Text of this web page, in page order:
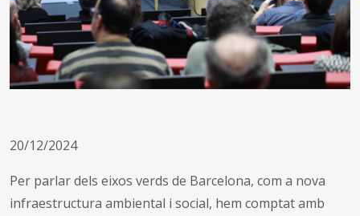
20/12/2024
Per parlar dels eixos verds de Barcelona, com a nova
infraestructura ambiental i social, hem comptat amb